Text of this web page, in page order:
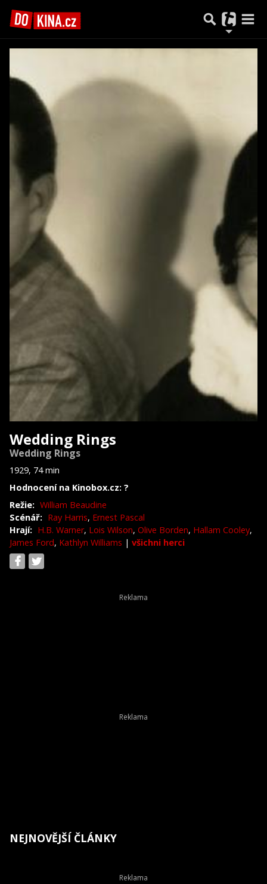
Wedding Rings
Wedding Rings
1929, 74 min
Hodnocení na Kinobox.cz: ?
Režie: William Beaudine
Scénář: Ray Harris, Ernest Pascal
Hrají: H.B. Warner, Lois Wilson, Olive Borden, Hallam Cooley,
James Ford, Kathlyn Williams | všichni herci
NEJNOVĚJŠÍ ČLÁNKY